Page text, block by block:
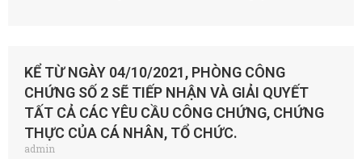
KỂ TỪ NGÀY 04/10/2021, PHÒNG CÔNG
CHỨNG SỐ 2 SẼ TIẾP NHẬN VÀ GIẢI QUYẾT
TẤT CẢ CÁC YÊU CẦU CÔNG CHỨNG, CHỨNG
THỰC CỦA CÁ NHÂN, TỔ CHỨC.
admin